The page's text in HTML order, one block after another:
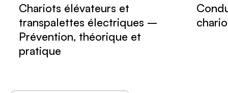
Chariots élévateurs et
transpalettes électriques –
Prévention, théorique et
pratique